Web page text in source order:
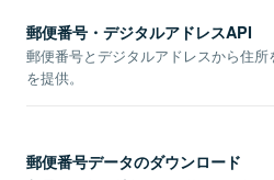
郵便番号・デジタルアドレスAPI
郵便番号とデジタルアドレスから住
を提供。
郵便番号データのダウンロード